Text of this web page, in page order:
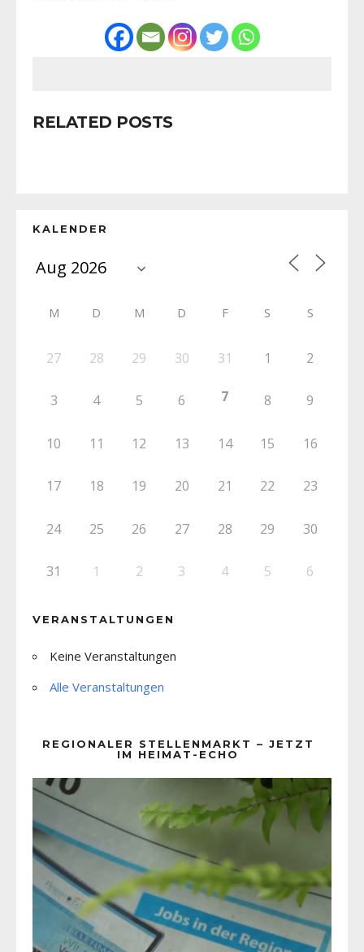
RELATED POSTS
KALENDER
M D M D F S S
27 28 29 30 31 1 2
3 4 5 6 7 8 9
10 11 12 13 14 15 16
17 18 19 20 21 22 23
24 25 26 27 28 29 30
31 1 2 3 4 5 6
VERANSTALTUNGEN
Keine Veranstaltungen
Alle Veranstaltungen
REGIONALER STELLENMARKT – JETZT
IM HEIMAT-ECHO
Player